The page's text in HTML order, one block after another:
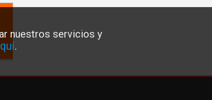
nuestros servicios y
.